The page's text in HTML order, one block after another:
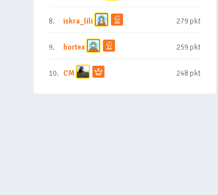
8. iskra_lili 279 pkt
9. hortex 259 pkt
10. CM 248 pkt